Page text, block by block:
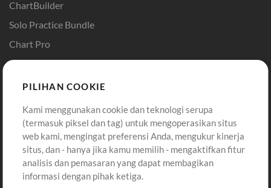
ChartBuilder
Solo Practice Bundle
Chart Pro
Template ProPresenter
Sound
Pembelian
Beli Kredit
Konten Gratis
Permintaan Lagu
Akun
Masuk
Daftar
Lihat Keranjang
PILIHAN COOKIE
Kami menggunakan cookie dan teknologi serupa
(termasuk piksel dan tag) untuk mengoperasikan situs
web kami, mengingat preferensi Anda, mengukur kinerja
situs, dan - hanya jika kamu memilih - mengaktifkan fitur
analisis dan pemasaran yang dapat membagikan
informasi dengan pihak ketiga.